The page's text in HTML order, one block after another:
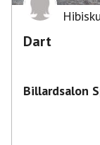
Dart
Billardsalon